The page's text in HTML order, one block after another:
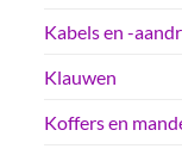
Kabels en -
Klauwen
Koffers en